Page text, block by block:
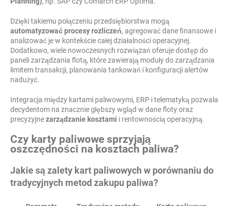
Dzięki takiemu połączeniu przedsiębiorstwa mogą
automatyzować procesy rozliczeń, agregować dane finansowe i
analizować je w kontekście całej działalności operacyjnej.
Dodatkowo, wiele nowoczesnych rozwiązań oferuje dostęp do
paneli zarządzania flotą, które zawierają moduły do zarządzania
limitem transakcji, planowania tankowań i konfiguracji alertów
nadużyć.
Integracja między kartami paliwowymi, ERP i telematyką pozwala
decydentom na znacznie głębszy wgląd w dane floty oraz
precyzyjnezarządzanie kosztami i rentownością operacyjną.
Czy karty paliwowe sprzyjają
oszczędności na kosztach paliwa?
Jakie są zalety kart paliwowych w porównaniu do
tradycyjnych metod zakupu paliwa?